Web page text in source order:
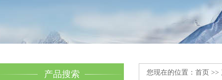
产品搜索 您现在的位置： 首页 >>